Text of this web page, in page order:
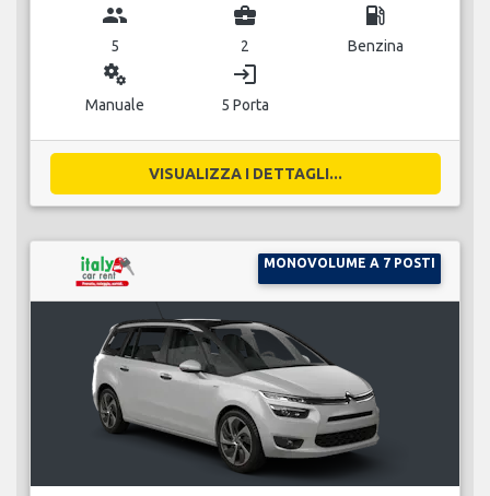
group
5
business_center
2
local_gas_station
Benzina
miscellaneous_services
Manuale
login
5 Porta
VISUALIZZA I DETTAGLI...
MONOVOLUME A 7 POSTI